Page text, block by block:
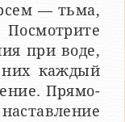
— тьма,
при воде,
них каждый
Прямо-